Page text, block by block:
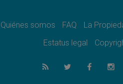
como misión al
SIGNIS 2026, dar
espacio público
07.08.2026
Lanzan un
Quiénes somos FAQ La
Estatus legal